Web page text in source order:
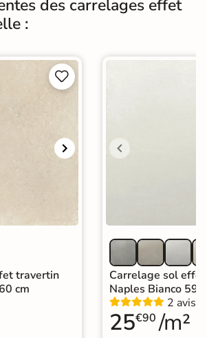
Certification CE
Carrelage effet pierre intérieur
Carrelage 120x120
identique
Carrelage salon moderne
Carrelage Chambre
|Carrelage WC
des carrelages effet
:


travertin
cm
Carrelage sol
Naples Bianco
2 avis
25€90 /m²